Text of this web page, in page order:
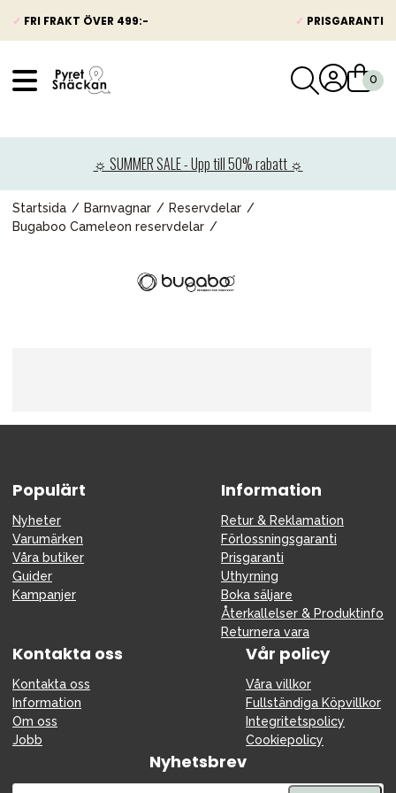
✓ FRI FRAKT ÖVER 499:- ✓ PRISGARANTI
☼ SUMMER SALE - Upp till 50% rabatt ☼
Startsida Barnvagnar
Reservdelar
Bugaboo Cameleon reservdelar
Populärt
Nyheter
Varumärken
Våra butiker
Guider
Kampanjer
Information
Retur & Reklamation
Förlossningsgaranti
Prisgaranti
Uthyrning
Boka säljare
Återkallelser & Produktinfo
Returnera vara
Kontakta oss
Kontakta oss
Information
Om oss
Jobb
Vår policy
Våra villkor
Fullständiga Köpvillkor
Integritetspolicy
Cookiepolicy
Nyhetsbrev
Barnvagnar
Bilbarnstolar
Barn & Baby
Presenttips
Våra favoriter
Varumärken
Sol och bad
Guider
Kontakta oss
Uthyrning Vår butik